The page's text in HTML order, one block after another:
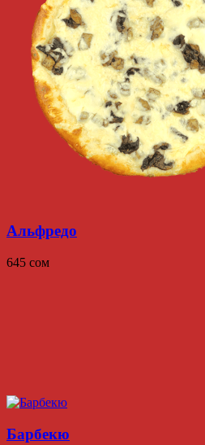
Альфредо
645 сом
Барбекю